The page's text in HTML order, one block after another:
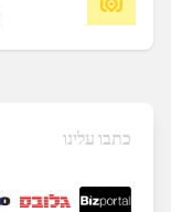
כתבו עלינו